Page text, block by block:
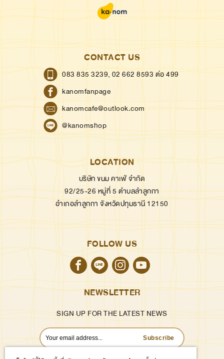
CONTACT US
083 835 3239, 02 662 8593 ต่อ 499
kanomfanpage
kanomcafe@outlook.com
@kanomshop
LOCATION
บริษัท ขนม คาเฟ่ จำกัด
92/25-26 หมู่ที่ 5 ตำบลลำลูกกา
อำเภอลำลูกกา จังหวัดปทุมธานี 12150
FOLLOW US
NEWSLETTER
SIGN UP FOR THE LATEST NEWS
Subscribe